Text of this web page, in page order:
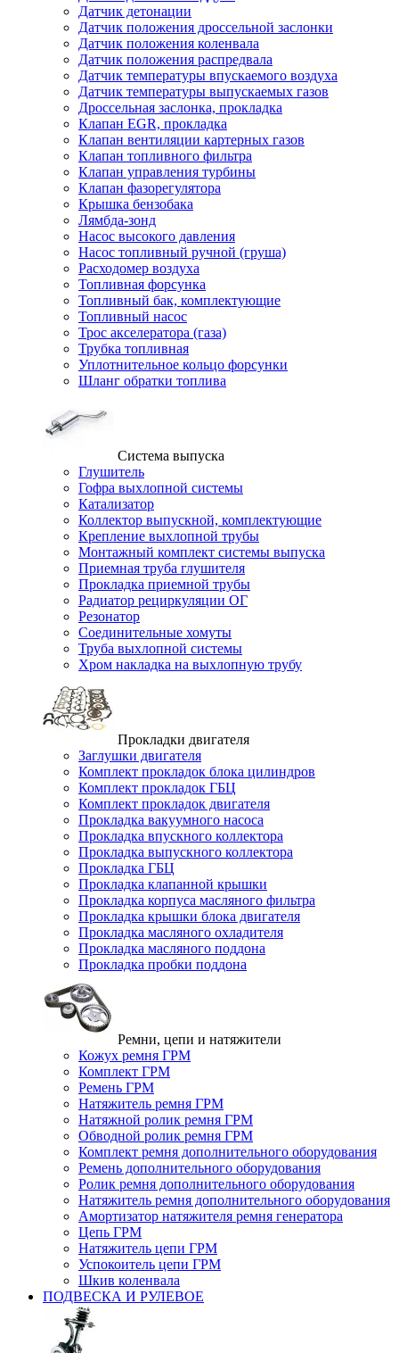
Датчик детонации
Датчик положения дроссельной заслонки
Датчик положения коленвала
Датчик положения распредвала
Датчик температуры впускаемого воздуха
Датчик температуры выпускаемых газов
Дроссельная заслонка, прокладка
Клапан EGR, прокладка
Клапан вентиляции картерных газов
Клапан топливного фильтра
Клапан управления турбины
Клапан фазорегулятора
Крышка бензобака
Лямбда-зонд
Насос высокого давления
Насос топливный ручной (груша)
Расходомер воздуха
Топливная форсунка
Топливный бак, комплектующие
Топливный насос
Трос акселератора (газа)
Трубка топливная
Уплотнительное кольцо форсунки
Шланг обратки топлива
Система выпуска
Глушитель
Гофра выхлопной системы
Катализатор
Коллектор выпускной, комплектующие
Крепление выхлопной трубы
Монтажный комплект системы выпуска
Приемная труба глушителя
Прокладка приемной трубы
Радиатор рециркуляции ОГ
Резонатор
Соединительные хомуты
Труба выхлопной системы
Хром накладка на выхлопную трубу
Прокладки двигателя
Заглушки двигателя
Комплект прокладок блока цилиндров
Комплект прокладок ГБЦ
Комплект прокладок двигателя
Прокладка вакуумного насоса
Прокладка впускного коллектора
Прокладка выпускного коллектора
Прокладка ГБЦ
Прокладка клапанной крышки
Прокладка корпуса масляного фильтра
Прокладка крышки блока двигателя
Прокладка масляного охладителя
Прокладка масляного поддона
Прокладка пробки поддона
Ремни, цепи и натяжители
Кожух ремня ГРМ
Комплект ГРМ
Ремень ГРМ
Натяжитель ремня ГРМ
Натяжной ролик ремня ГРМ
Обводной ролик ремня ГРМ
Комплект ремня дополнительного оборудования
Ремень дополнительного оборудования
Ролик ремня дополнительного оборудования
Натяжитель ремня дополнительного оборудования
Амортизатор натяжителя ремня генератора
Цепь ГРМ
Натяжитель цепи ГРМ
Успокоитель цепи ГРМ
Шкив коленвала
ПОДВЕСКА И РУЛЕВОЕ